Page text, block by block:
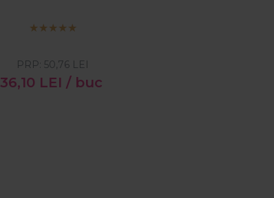
36,10 LEI / buc
PRP: 50,76 LEI